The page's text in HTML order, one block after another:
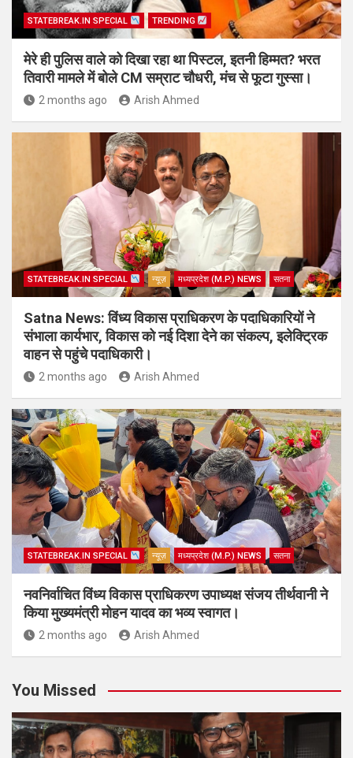
STATEBREAK.IN SPECIAL TRENDING
मेरे ही पुलिस वाले को दिखा रहा था पिस्टल, इतनी हिम्मत? भरत
तिवारी मामले में बोले CM सम्राट चौधरी, मंच से फूटा गुस्सा।
2 months ago Arish Ahmed
STATEBREAK.IN SPECIAL न्यूज़ मध्यप्रदेश (M.P.) NEWS सतना
Satna News: विंध्य विकास प्राधिकरण के पदाधिकारियों ने
संभाला कार्यभार, विकास को नई दिशा देने का संकल्प, इलेक्ट्रिक
वाहन से पहुंचे पदाधिकारी।
2 months ago Arish Ahmed
STATEBREAK.IN SPECIAL न्यूज़ मध्यप्रदेश (M.P.) NEWS सतना
नवनिर्वाचित विंध्य विकास प्राधिकरण उपाध्यक्ष संजय तीर्थवानी ने
किया मुख्यमंत्री मोहन यादव का भव्य स्वागत।
2 months ago Arish Ahmed
You Missed